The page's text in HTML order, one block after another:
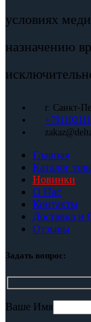
условиях
назначению
г. Санкт-
Главная
Каталог
Новинки
О Нас
Контакты
Доставка и
Отзывы
Задать вопрос:
Ваше Имя